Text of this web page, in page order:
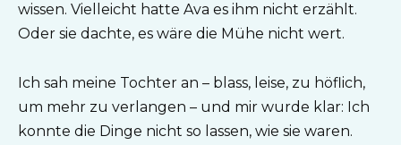
wissen. Vielleicht hatte Ava es ihm nicht erzählt.
Oder sie dachte, es wäre die Mühe nicht wert.
Ich sah meine Tochter an – blass, leise, zu höflich,
um mehr zu verlangen – und mir wurde klar: Ich
konnte die Dinge nicht so lassen, wie sie waren.